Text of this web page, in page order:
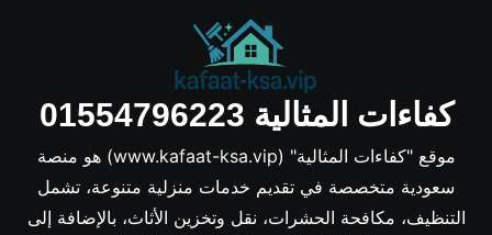
كفاءات المثالية 01554796223
موقع "كفاءات المثالية" (www.kafaat-ksa.vip) هو منصة
سعودية متخصصة في تقديم خدمات منزلية متنوعة، تشمل
التنظيف، مكافحة الحشرات، نقل وتخزين الأثاث، بالإضافة إلى